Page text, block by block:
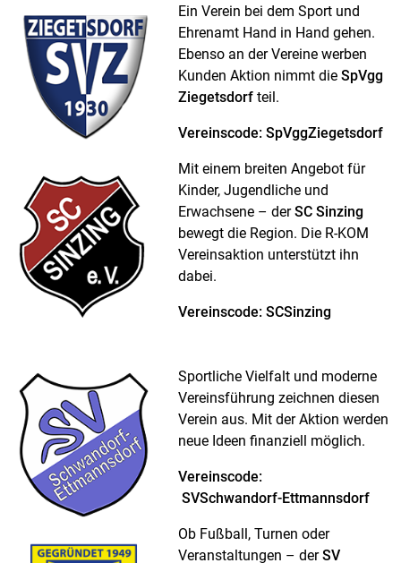
Ein Verein bei dem Sport und
Ehrenamt Hand in Hand gehen.
Ebenso an der Vereine werben
Kunden Aktion nimmt die SpVgg
Ziegetsdorfteil.
Vereinscode: SpVggZiegetsdorf
Mit einem breiten Angebot für
Kinder, Jugendliche und
Erwachsene – derSC Sinzing
bewegt die Region. Die R-KOM
Vereinsaktion unterstützt ihn
dabei.
Vereinscode: SCSinzing
Sportliche Vielfalt und moderne
Vereinsführung zeichnen diesen
Verein aus. Mit der Aktion werden
neue Ideen finanziell möglich.
Vereinscode:
SVSchwandorf-Ettmannsdorf
Ob Fußball, Turnen oder
Veranstaltungen – derSV